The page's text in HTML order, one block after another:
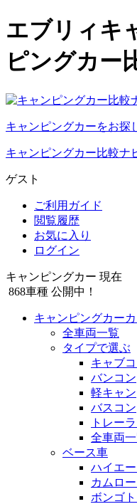
エブリィキ
ピングカー
キャンピングカーをお探
キャンピングカー比較ナ
ゲスト
ご利用ガイド
閲覧履歴
お気に入り
ログイン
キャンピングカー 現在
868車種 公開中！
キャンピングカー
全車両一覧
タイプで選ぶ
キャブ
バンコン
軽キャン
バスコン
トレー
全車両
ベース車
ハイエ
カムロ
ボンゴ